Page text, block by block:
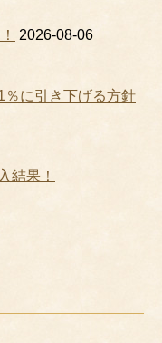
2026-08-06
に引き下げる方針
結果！